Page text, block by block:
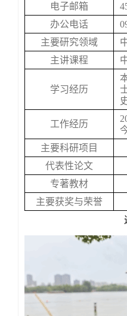
电子邮箱
办公电话
主要研究领域
主讲课程
学习经历
工作经历
主要科研项目
代表性论文
专著教材
主要获奖与荣誉